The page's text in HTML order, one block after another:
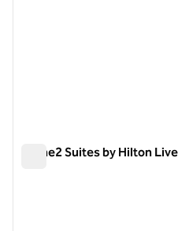
Home2 Suites by Hilton